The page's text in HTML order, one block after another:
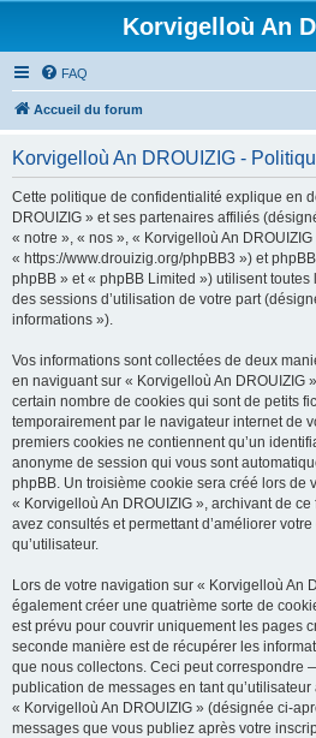
Korvigelloù An
FAQ
Accueil du forum
Korvigelloù An DROUIZIG -
Cette politique de confidentialité explique en
DROUIZIG » et ses partenaires affiliés
« notre », « nos », « Korvigelloù An DROUIZIG
« https://www.drouizig.org/phpBB3 ») et
phpBB » et « phpBB Limited ») utilisent
des sessions d’utilisation de votre part
informations »).
Vos informations sont collectées de deux
en naviguant sur « Korvigelloù An DROUIZIG
certain nombre de cookies qui sont de petits
temporairement par le navigateur internet de
premiers cookies ne contiennent qu’un
anonyme de session qui vous sont
phpBB. Un troisième cookie sera créé lors de
« Korvigelloù An DROUIZIG », archivant de
avez consultés et permettant d’améliorer
qu’utilisateur.
Lors de votre navigation sur « Korvigelloù An
également créer une quatrième sorte de
est prévu pour couvrir uniquement les pages
seconde manière est de récupérer les
que nous collectons. Ceci peut correspondre
publication de messages en tant
« Korvigelloù An DROUIZIG » (désignée ci-
messages que vous publiez après votre